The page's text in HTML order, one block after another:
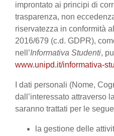
improntato ai principi di
trasparenza, non
riservatezza in conformità
2016/679 (c.d. GDPR),
nell’Informativa Studenti,
www.unipd.it/informativa-
I dati personali (Nome,
dall’interessato attraverso
saranno trattati per le
la gestione delle